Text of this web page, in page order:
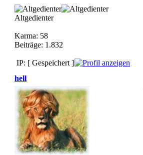
Altgedienter
Karma: 58
Beiträge: 1.832
IP: [ Gespeichert ]
hell